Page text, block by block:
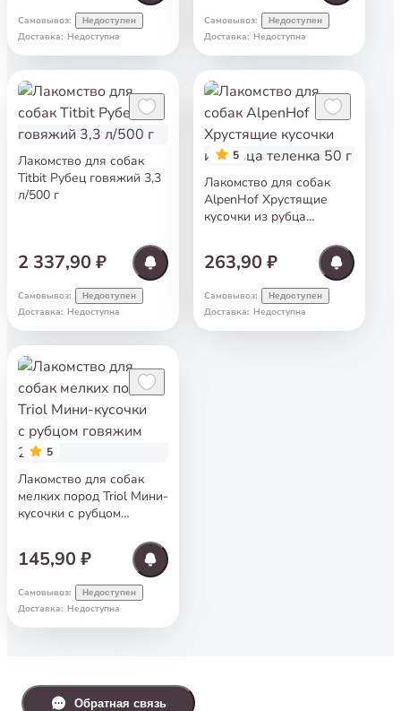
Самовывоз: Недоступен
Доставка: Недоступна
Самовывоз: Недоступен
Доставка: Недоступна
Лакомство для собак
Titbit Рубец говяжий 3,3
л/500 г
2 337,90 ₽
Самовывоз: Недоступен
Доставка: Недоступна
5
Лакомство для собак
AlpenHof Хрустящие
кусочки из рубца
263,90 ₽
Самовывоз: Недоступен
Доставка: Недоступна
5
Лакомство для собак
мелких пород Triol Мини-
кусочки с рубцом
145,90 ₽
Самовывоз: Недоступен
Доставка: Недоступна
Обратная связь